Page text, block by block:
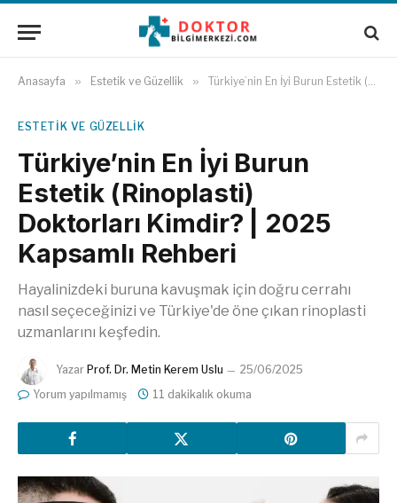
Anasayfa » Estetik ve Güzellik » Türkiye’nin En İyi Burun Estetik (Rinoplasti) Doktorları Kimdir? | 2025 Kapsamlı Rehberi
ESTETIK VE GÜZELLIK
Türkiye’nin En İyi Burun
Estetik (Rinoplasti)
Doktorları Kimdir? | 2025
Kapsamlı Rehberi
Hayalinizdeki buruna kavuşmak için doğru cerrahı
nasıl seçeceğinizi ve Türkiye'de öne çıkan rinoplasti
uzmanlarını keşfedin.
Yazar Prof. Dr. Metin Kerem Uslu
25/06/2025
Yorum yapılmamış
11 dakikalık okuma